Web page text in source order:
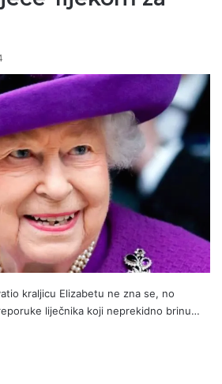
kraljicu Elizabetu ne zna se, no
liječnika koji neprekidno brinu…